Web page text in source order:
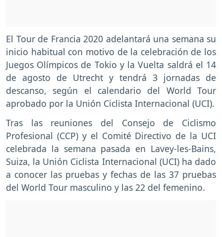
El Tour de Francia 2020 adelantará una semana su
inicio habitual con motivo de la celebración de los
Juegos Olímpicos de Tokio y la Vuelta saldrá el 14
de agosto de Utrecht y tendrá 3 jornadas de
descanso, según el calendario del World Tour
aprobado por la Unión Ciclista Internacional (UCI).
Tras las reuniones del Consejo de Ciclismo
Profesional (CCP) y el Comité Directivo de la UCI
celebrada la semana pasada en Lavey-les-Bains,
Suiza, la Unión Ciclista Internacional (UCI) ha dado
a conocer las pruebas y fechas de las 37 pruebas
del World Tour masculino y las 22 del femenino.